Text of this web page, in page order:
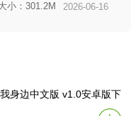
小：301.2M 2026-06-16
身边中文版 v1.0安卓版下